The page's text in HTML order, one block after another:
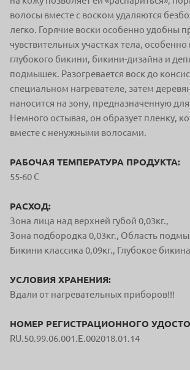
волосы вместе с воском удаляются
легко. Горячие воски особенно удобны
чувствительных участках тела,
глубокого бикини, бикини-дизайна и
подмышек. Разогревается воск до
специальном нагревателе, затем
наносится на зону, предназначенную
Немного остывая, он образует пленку,
вместе с ненужными волосами.
РАБОЧАЯ ТЕМПЕРАТУРА ПРОДУКТА:
55-60 С
РАСХОД:
Зона лица над верхней губой 0,03кг.,
Зона подбородка 0,03кг., Область
Бикини классика 0,09кг., Глубокое бикина
УСЛОВИЯ ХРАНЕНИЯ:
Вдали от нагревательных приборов!!!
НОМЕР РЕГИСТРАЦИОННОГО
RU.50.99.06.001.E.002018.01.14